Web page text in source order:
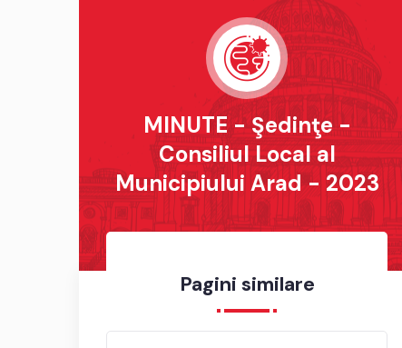
MINUTE - Şedinţe -
Consiliul Local al
Municipiului Arad - 2023
Pagini similare